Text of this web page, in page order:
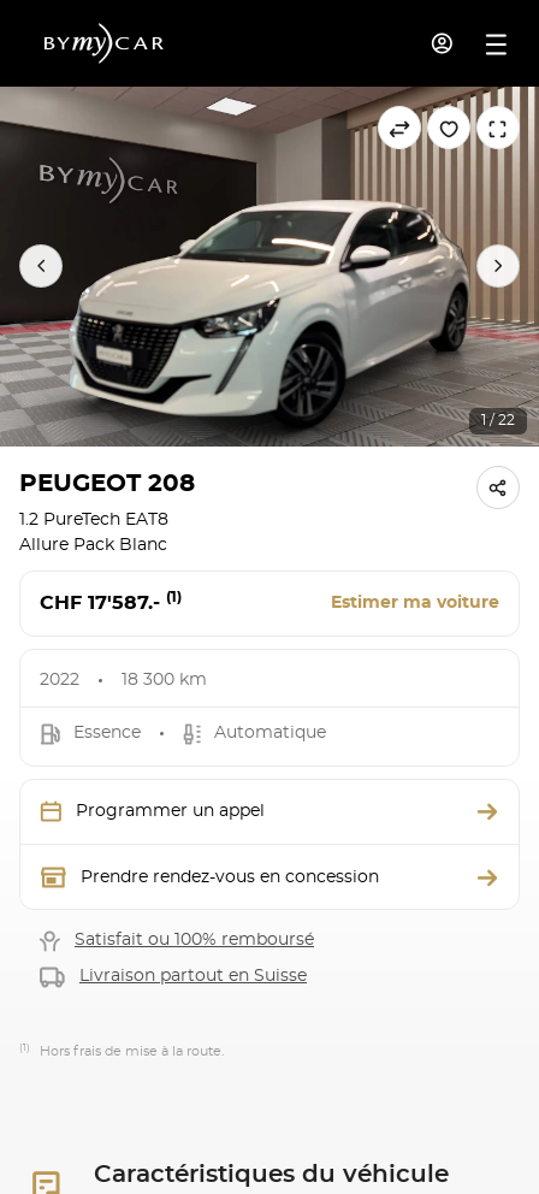
1 / 22
PEUGEOT 208
1.2 PureTech EAT8
Allure Pack Blanc
CHF 17'587.- (1) Estimer ma voiture
2022 18 300 km
Essence Automatique
Programmer un appel
Prendre rendez-vous en concession
Satisfait ou 100% remboursé
Livraison partout en Suisse
(1) Hors frais de mise à la route.
Caractéristiques du véhicule